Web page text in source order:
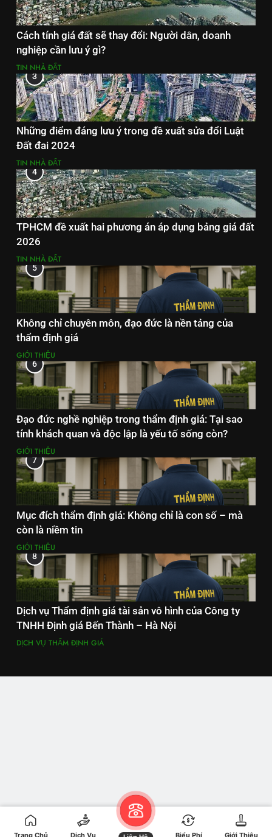
Cách tính giá đất sẽ thay đổi: Người dân, doanh
nghiệp cần lưu ý gì?
TIN NHÀ ĐẤT
3
Những điểm đáng lưu ý trong đề xuất sửa đổi Luật
Đất đai 2024
TIN NHÀ ĐẤT
4
TPHCM đề xuất hai phương án áp dụng bảng giá đất
2026
TIN NHÀ ĐẤT
5
Không chỉ chuyên môn, đạo đức là nền tảng của
thẩm định giá
GIỚI THIỆU
6
Đạo đức nghề nghiệp trong thẩm định giá: Tại sao
tính khách quan và độc lập là yếu tố sống còn?
GIỚI THIỆU
7
Mục đích thẩm định giá: Không chỉ là con số – mà
còn là niềm tin
GIỚI THIỆU
8
Dịch vụ Thẩm định giá tài sản vô hình của Công ty
TNHH Định giá Bến Thành – Hà Nội
DỊCH VỤ THẨM ĐỊNH GIÁ
Trang Chủ Dịch Vụ Biểu Phí Giới Thiệu